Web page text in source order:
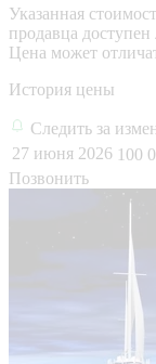
Указанная
продавца
Цена может
История цены
Следить за
27 июня 2026 100
Позвонить